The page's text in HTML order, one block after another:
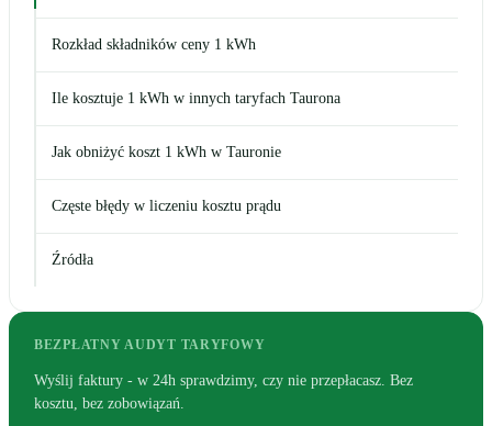
Rozkład składników ceny 1 kWh
Ile kosztuje 1 kWh w innych taryfach Taurona
Jak obniżyć koszt 1 kWh w Tauronie
Częste błędy w liczeniu kosztu prądu
Źródła
BEZPŁATNY AUDYT TARYFOWY
Wyślij faktury - w 24h sprawdzimy, czy nie przepłacasz. Bez
kosztu, bez zobowiązań.